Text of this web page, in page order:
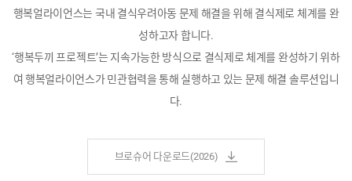
행복얼라이언스는 국내 결식우려아동 문제 해결을 위해 결식제로 체계를 완
성하고자 합니다.
‘행복두끼 프로젝트’는 지속가능한 방식으로 결식제로 체계를 완성하기 위하
여 행복얼라이언스가 민관협력을 통해 실행하고 있는 문제 해결 솔루션입니
다.
브로슈어 다운로드(2026)